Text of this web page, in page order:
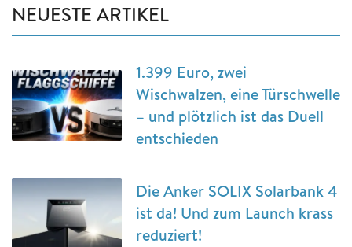
NEUESTE ARTIKEL
1.399 Euro, zwei
Wischwalzen, eine Türschwelle
– und plötzlich ist das Duell
entschieden
Die Anker SOLIX Solarbank 4
ist da! Und zum Launch krass
reduziert!